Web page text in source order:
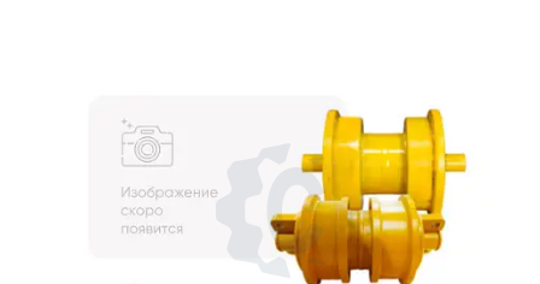
3D тур по производству
3D тур по складам